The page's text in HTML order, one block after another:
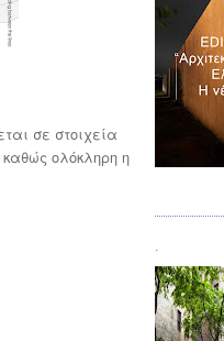
σε στοιχεία
ολόκληρη η
.